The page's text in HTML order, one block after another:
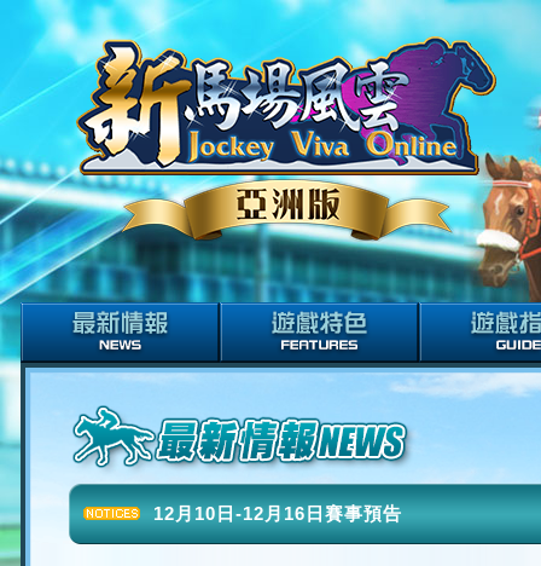
12月10日-12月16日賽事預告